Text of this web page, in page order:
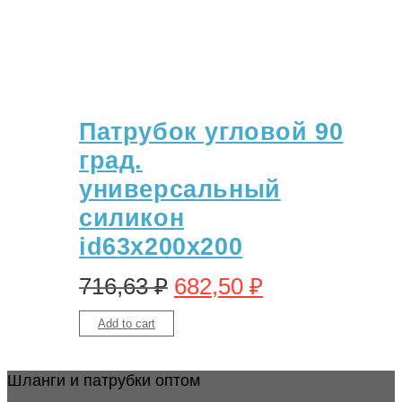
Патрубок угловой 90
град.
универсальный
силикон
id63х200х200
716,63₽ 682,50 ₽
Add to cart
Шланги и патрубки оптом